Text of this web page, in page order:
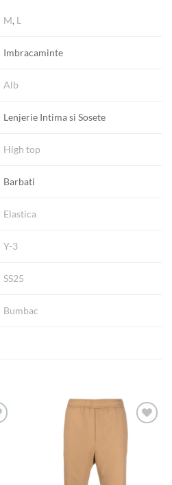
M, L
Imbracaminte
Alb
Lenjerie Intima si Sosete
High top
Barbati
Elastica
Y-3
SS25
Bumbac